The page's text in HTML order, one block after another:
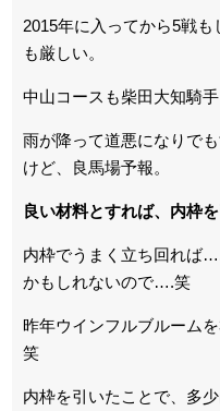
2015年に入ってから5戦
も厳しい。
中山コースも柴田大知騎
雨が降って道悪になりで
けど、良馬場予報。
良い材料とすれば、内枠
内枠でうまく立ち回れば
かもしれないので….笑
昨年ウインフルブルーム
笑
内枠を引いたことで、多